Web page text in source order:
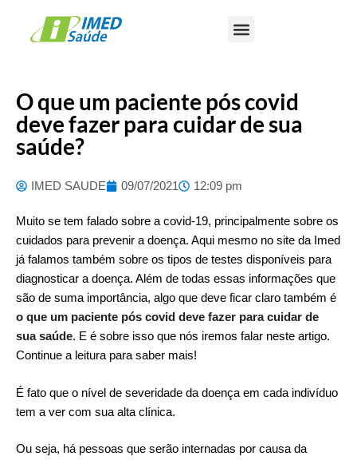
O que um paciente pós covid
deve fazer para cuidar de sua
saúde?
IMED SAUDE 09/07/2021 12:09 pm
Muito se tem falado sobre a covid-19, principalmente sobre os
cuidados para prevenir a doença. Aqui mesmo no site da Imed
já falamos também sobre os tipos de testes disponíveis para
diagnosticar a doença. Além de todas essas informações que
são de suma importância, algo que deve ficar claro também é
o que um paciente pós covid deve fazer para cuidar de
sua saúde. E é sobre isso que nós iremos falar neste artigo.
Continue a leitura para saber mais!
É fato que o nível de severidade da doença em cada indivíduo
tem a ver com sua alta clínica.
Ou seja, há pessoas que serão internadas por causa da